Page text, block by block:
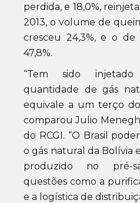
perdida, e 18,0%,
2013, o volume de
cresceu 24,3%, e o
47,8%.
“Tem sido
quantidade de gás
equivale a um terço do
comparou Julio
do RCGI. “O Brasil
o gás natural da Bolívia
produzido no pré-
questões como a
e a logística de